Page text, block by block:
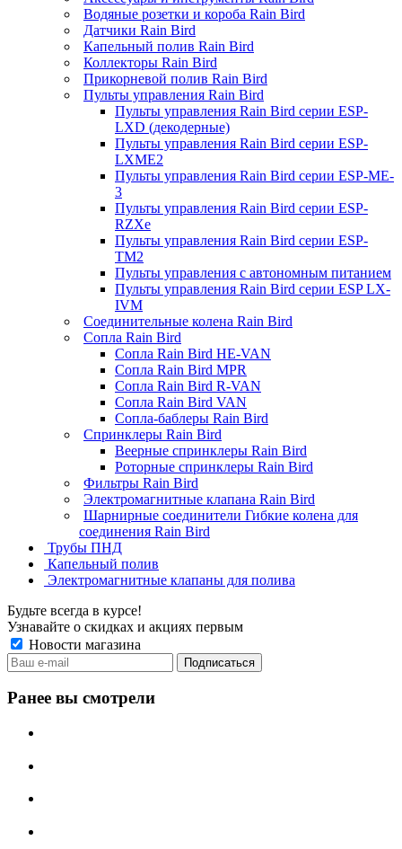
Водяные розетки и короба Rain Bird
Датчики Rain Bird
Капельный полив Rain Bird
Коллекторы Rain Bird
Прикорневой полив Rain Bird
Пульты управления Rain Bird
Пульты управления Rain Bird серии ESP-
LXD (декодерные)
Пульты управления Rain Bird серии ESP-
LXME2
Пульты управления Rain Bird серии ESP-ME-
3
Пульты управления Rain Bird серии ESP-
RZXe
Пульты управления Rain Bird серии ESP-
TM2
Пульты управления с автономным питанием
Пульты управления Rain Bird серии ESP LX-
IVM
Соединительные колена Rain Bird
Сопла Rain Bird
Сопла Rain Bird HE-VAN
Сопла Rain Bird MPR
Сопла Rain Bird R-VAN
Сопла Rain Bird VAN
Сопла-баблеры Rain Bird
Спринклеры Rain Bird
Веерные спринклеры Rain Bird
Роторные спринклеры Rain Bird
Фильтры Rain Bird
Электромагнитные клапана Rain Bird
Шарнирные соединители Гибкие колена для
соединения Rain Bird
Трубы ПНД
Капельный полив
Электромагнитные клапаны для полива
Будьте всегда в курсе!
Узнавайте о скидках и акциях первым
Новости магазина
Ранее вы смотрели